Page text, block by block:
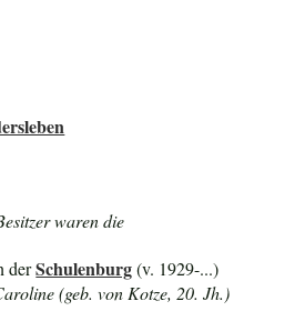
waren die
derSchulenburg(v. 1929-...)
(geb. von Kotze, 20. Jh.)